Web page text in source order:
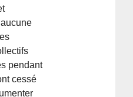
pendant
cessé